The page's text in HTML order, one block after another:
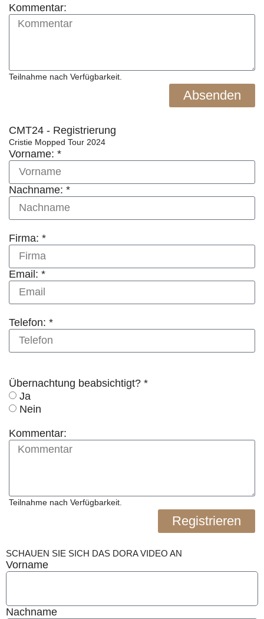
Kommentar:
Teilnahme nach Verfügbarkeit.
Absenden
CMT24 - Registrierung
Cristie Mopped Tour 2024
Vorname: *
Nachname: *
Firma: *
Email: *
Telefon: *
Übernachtung beabsichtigt? *
Ja
Nein
Kommentar:
Teilnahme nach Verfügbarkeit.
Registrieren
SCHAUEN SIE SICH DAS DORA VIDEO AN
Vorname
Nachname